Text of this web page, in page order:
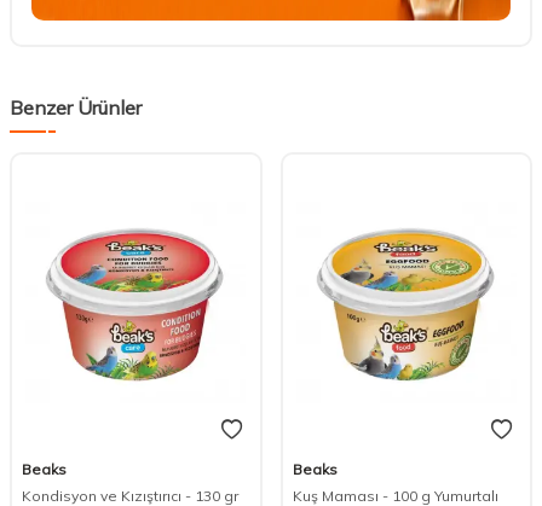
Benzer Ürünler
Beaks
Kondisyon ve Kızıştırıcı - 130 gr
Beaks
Kuş Maması - 100 g Yumurtalı